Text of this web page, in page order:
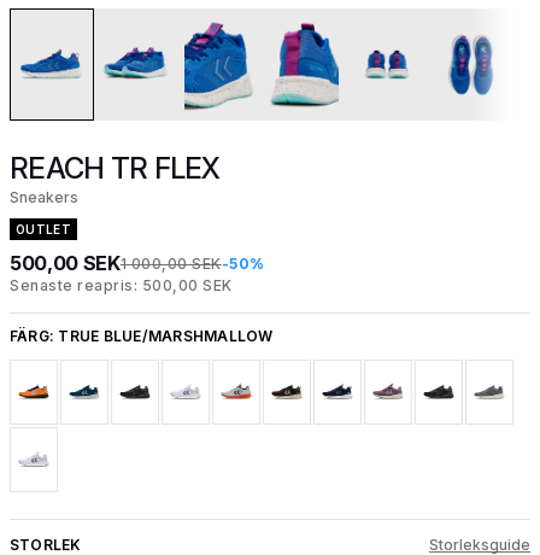
REACH TR FLEX
Sneakers
OUTLET
500,00 SEK1 000,00 SEK-50%
Senaste reapris: 500,00 SEK
FÄRG: TRUE BLUE/MARSHMALLOW
STORLEK Storleksguide